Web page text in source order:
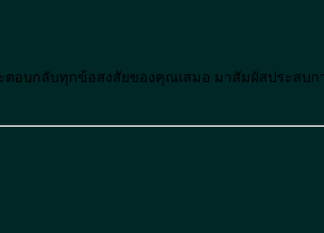
อบกลับทุกข้อสงสัยของคุณเสมอ มาสัมผัสประส